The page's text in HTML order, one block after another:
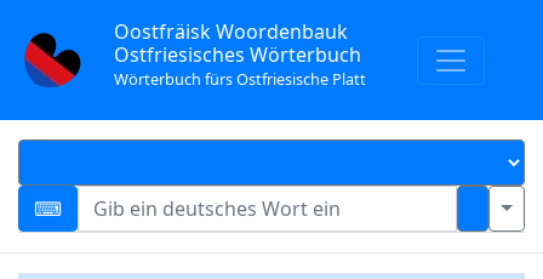
Oostfräisk Woordenbauk
Ostfriesisches Wörterbuch
Wörterbuch fürs Ostfriesische Platt